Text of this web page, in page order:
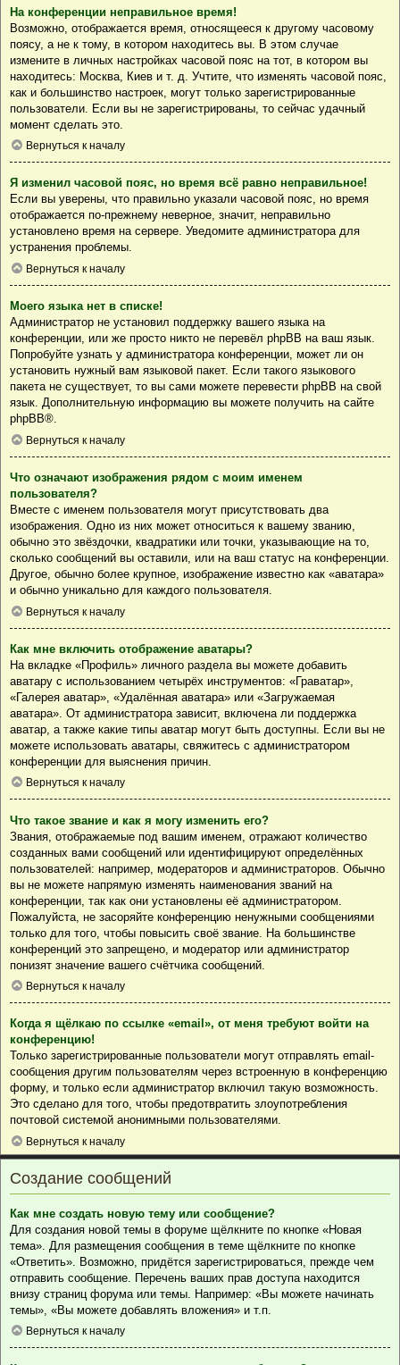
На конференции неправильное время!
Возможно, отображается время, относящееся к другому часовому
поясу, а не к тому, в котором находитесь вы. В этом случае
измените в личных настройках часовой пояс на тот, в котором вы
находитесь: Москва, Киев и т. д. Учтите, что изменять часовой пояс,
как и большинство настроек, могут только зарегистрированные
пользователи. Если вы не зарегистрированы, то сейчас удачный
момент сделать это.
Вернуться к началу
Я изменил часовой пояс, но время всё равно неправильное!
Если вы уверены, что правильно указали часовой пояс, но время
отображается по-прежнему неверное, значит, неправильно
установлено время на сервере. Уведомите администратора для
устранения проблемы.
Вернуться к началу
Моего языка нет в списке!
Администратор не установил поддержку вашего языка на
конференции, или же просто никто не перевёл phpBB на ваш язык.
Попробуйте узнать у администратора конференции, может ли он
установить нужный вам языковой пакет. Если такого языкового
пакета не существует, то вы сами можете перевести phpBB на свой
язык. Дополнительную информацию вы можете получить на сайте
phpBB®.
Вернуться к началу
Что означают изображения рядом с моим именем
пользователя?
Вместе с именем пользователя могут присутствовать два
изображения. Одно из них может относиться к вашему званию,
обычно это звёздочки, квадратики или точки, указывающие на то,
сколько сообщений вы оставили, или на ваш статус на конференции.
Другое, обычно более крупное, изображение известно как «аватара»
и обычно уникально для каждого пользователя.
Вернуться к началу
Как мне включить отображение аватары?
На вкладке «Профиль» личного раздела вы можете добавить
аватару с использованием четырёх инструментов: «Граватар»,
«Галерея аватар», «Удалённая аватара» или «Загружаемая
аватара». От администратора зависит, включена ли поддержка
аватар, а также какие типы аватар могут быть доступны. Если вы не
можете использовать аватары, свяжитесь с администратором
конференции для выяснения причин.
Вернуться к началу
Что такое звание и как я могу изменить его?
Звания, отображаемые под вашим именем, отражают количество
созданных вами сообщений или идентифицируют определённых
пользователей: например, модераторов и администраторов. Обычно
вы не можете напрямую изменять наименования званий на
конференции, так как они установлены её администратором.
Пожалуйста, не засоряйте конференцию ненужными сообщениями
только для того, чтобы повысить своё звание. На большинстве
конференций это запрещено, и модератор или администратор
понизят значение вашего счётчика сообщений.
Вернуться к началу
Когда я щёлкаю по ссылке «email», от меня требуют войти на
конференцию!
Только зарегистрированные пользователи могут отправлять email-
сообщения другим пользователям через встроенную в конференцию
форму, и только если администратор включил такую возможность.
Это сделано для того, чтобы предотвратить злоупотребления
почтовой системой анонимными пользователями.
Вернуться к началу
Создание сообщений
Как мне создать новую тему или сообщение?
Для создания новой темы в форуме щёлкните по кнопке «Новая
тема». Для размещения сообщения в теме щёлкните по кнопке
«Ответить». Возможно, придётся зарегистрироваться, прежде чем
отправить сообщение. Перечень ваших прав доступа находится
внизу страниц форума или темы. Например: «Вы можете начинать
темы», «Вы можете добавлять вложения» и т.п.
Вернуться к началу